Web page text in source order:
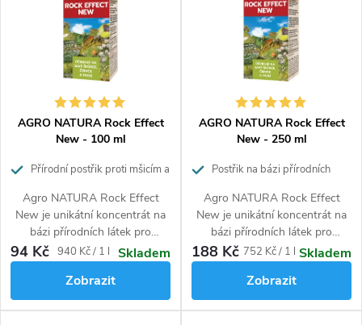
Abecedně
u
t
AGRO NATURA Rock Effect
New - 100 ml
Přírodní postřik proti mšicím a
Agro NATURA Rock Effect
New je unikátní koncentrát na
bázi přírodních látek pro
zvýšení odolnosti a
obranyschopnosti rostlin proti
škůdcům jako jsou mšice,
molice, svilušky, třásněnky,
červce – puklice (v raném
94 Kč Měrná
940 Kč / 1 l
Skladem
Zobrazit
AGRO NATURA Rock Effect
New - 250 ml
Postřik na bázi přírodních
Agro NATURA Rock Effect
New je unikátní koncentrát na
bázi přírodních látek pro
zvýšení odolnosti a
obranyschopnosti rostlin proti
škůdcům jako jsou mšice,
molice, svilušky, třásněnky,
červce – puklice (v raném
188 Kč Měrná
752 Kč / 1 l Skladem
Zobrazit